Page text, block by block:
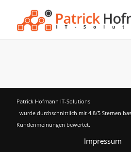
Patrick Hofmann IT-Solutions
wurde durchschnittlich mit 4.8/5 Sternen
Kundenmeinungen bewertet.
Impressum